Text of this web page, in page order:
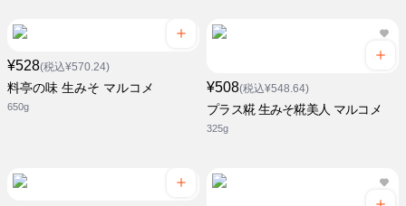
¥528(税込¥570.24)
料亭の味 生みそ マルコメ
650g
¥508(税込¥548.64)
プラス糀 生みそ糀美人 マルコメ
325g